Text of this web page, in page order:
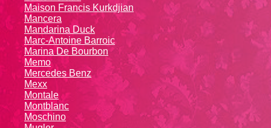
Maison Francis Kurkdjian
Mancera
Mandarina Duck
Marc-Antoine Barroic
Marina De Bourbon
Memo
Mercedes Benz
Mexx
Montale
Montblanc
Moschino